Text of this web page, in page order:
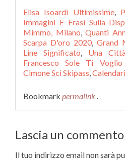
Elisa Isoardi Ultimissime,
Immagini E Frasi Sulla
Mimmo, Milano,Quanti
Scarpa D'oro 2020, Grand
Line Significato, Una
Francesco Sole Ti
Cimone Sci Skipass,
Bookmark permalink .
Lascia un commento
Il tuo indirizzo email non sarà